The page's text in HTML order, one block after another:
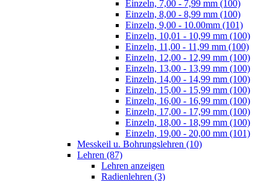
Einzeln, 7,00 - 7,99 mm (100)
Einzeln, 8,00 - 8,99 mm (100)
Einzeln, 9,00 - 10.00mm (101)
Einzeln, 10,01 - 10,99 mm (100)
Einzeln, 11,00 - 11,99 mm (100)
Einzeln, 12,00 - 12,99 mm (100)
Einzeln, 13,00 - 13,99 mm (100)
Einzeln, 14,00 - 14,99 mm (100)
Einzeln, 15,00 - 15,99 mm (100)
Einzeln, 16,00 - 16,99 mm (100)
Einzeln, 17,00 - 17,99 mm (100)
Einzeln, 18,00 - 18,99 mm (100)
Einzeln, 19,00 - 20,00 mm (101)
Messkeil u. Bohrungslehren (10)
Lehren (87)
Lehren anzeigen
Radienlehren (3)